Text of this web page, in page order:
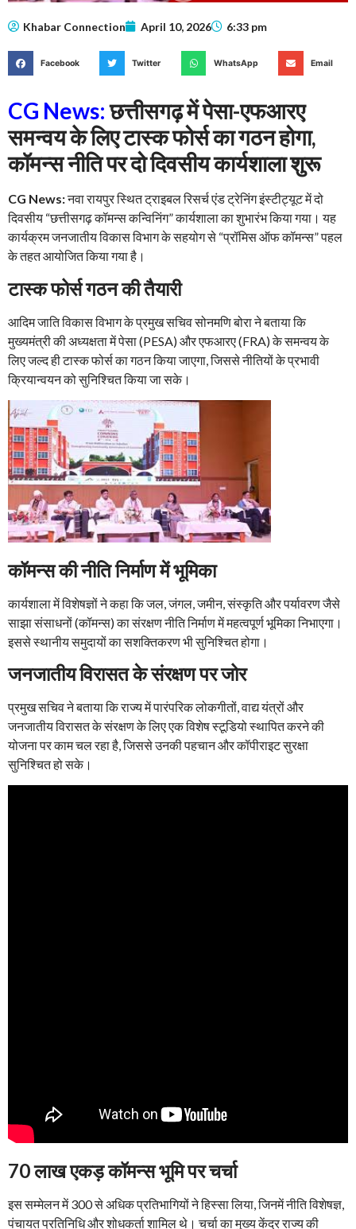
Khabar Connection April 10, 2026 6:33 pm
Facebook Twitter WhatsApp Email
CG News:छत्तीसगढ़ में पेसा-एफआरए
समन्वय के लिए टास्क फोर्स का गठन होगा,
कॉमन्स नीति पर दो दिवसीय कार्यशाला शुरू
CG News:नवा रायपुर स्थित ट्राइबल रिसर्च एंड ट्रेनिंग इंस्टीट्यूट में दो
दिवसीय “छत्तीसगढ़ कॉमन्स कन्विनिंग” कार्यशाला का शुभारंभ किया गया। यह
कार्यक्रम जनजातीय विकास विभाग के सहयोग से “प्रॉमिस ऑफ कॉमन्स” पहल
के तहत आयोजित किया गया है।
टास्क फोर्स गठन की तैयारी
आदिम जाति विकास विभाग के प्रमुख सचिव सोनमणि बोरा ने बताया कि
मुख्यमंत्री की अध्यक्षता में पेसा (PESA) और एफआरए (FRA) के समन्वय के
लिए जल्द ही टास्क फोर्स का गठन किया जाएगा, जिससे नीतियों के प्रभावी
क्रियान्वयन को सुनिश्चित किया जा सके।
कॉमन्स की नीति निर्माण में भूमिका
कार्यशाला में विशेषज्ञों ने कहा कि जल, जंगल, जमीन, संस्कृति और पर्यावरण जैसे
साझा संसाधनों (कॉमन्स) का संरक्षण नीति निर्माण में महत्वपूर्ण भूमिका निभाएगा।
इससे स्थानीय समुदायों का सशक्तिकरण भी सुनिश्चित होगा।
जनजातीय विरासत के संरक्षण पर जोर
प्रमुख सचिव ने बताया कि राज्य में पारंपरिक लोकगीतों, वाद्य यंत्रों और
जनजातीय विरासत के संरक्षण के लिए एक विशेष स्टूडियो स्थापित करने की
योजना पर काम चल रहा है, जिससे उनकी पहचान और कॉपीराइट सुरक्षा
सुनिश्चित हो सके।
70 लाख एकड़ कॉमन्स भूमि पर चर्चा
इस सम्मेलन में 300 से अधिक प्रतिभागियों ने हिस्सा लिया, जिनमें नीति विशेषज्ञ,
पंचायत प्रतिनिधि और शोधकर्ता शामिल थे। चर्चा का मुख्य केंद्र राज्य की